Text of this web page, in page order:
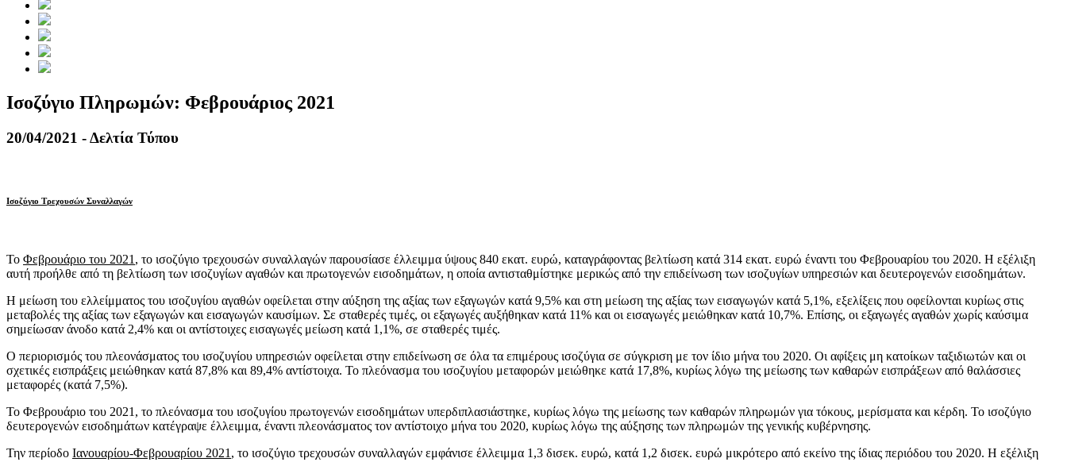
Ισοζύγιο Πληρωμών: Φεβρουάριος 2021
20/04/2021 - Δελτία Τύπου
Ισοζύγιο Τρεχουσών Συναλλαγών
Το Φεβρουάριο του 2021 , το ισοζύγιο τρεχουσών συναλλαγών παρουσίασε έλλειμμα ύψους 840 εκατ. ευρώ, καταγράφοντας βελτίωση κατά 314 εκατ. ευρώ έναντι του Φεβρουαρίου του 2020. Η εξέλιξη
αυτή προήλθε από τη βελτίωση των ισοζυγίων αγαθών και πρωτογενών εισοδημάτων, η οποία αντισταθμίστηκε μερικώς από την επιδείνωση των ισοζυγίων υπηρεσιών και δευτερογενών εισοδημάτων.
Η μείωση του ελλείμματος του ισοζυγίου αγαθών οφείλεται στην αύξηση της αξίας των εξαγωγών κατά 9,5% και στη μείωση της αξίας των εισαγωγών κατά 5,1%, εξελίξεις που οφείλονται κυρίως στις
μεταβολές της αξίας των εξαγωγών και εισαγωγών καυσίμων. Σε σταθερές τιμές, οι εξαγωγές αυξήθηκαν κατά 11% και οι εισαγωγές μειώθηκαν κατά 10,7%. Επίσης, οι εξαγωγές αγαθών χωρίς καύσιμα
σημείωσαν άνοδο κατά 2,4% και οι αντίστοιχες εισαγωγές μείωση κατά 1,1%, σε σταθερές τιμές.
Ο περιορισμός του πλεονάσματος του ισοζυγίου υπηρεσιών οφείλεται στην επιδείνωση σε όλα τα επιμέρους ισοζύγια σε σύγκριση με τον ίδιο μήνα του 2020. Οι αφίξεις μη κατοίκων ταξιδιωτών και οι
σχετικές εισπράξεις μειώθηκαν κατά 87,8% και 89,4% αντίστοιχα. Το πλεόνασμα του ισοζυγίου μεταφορών μειώθηκε κατά 17,8%, κυρίως λόγω της μείωσης των καθαρών εισπράξεων από θαλάσσιες
μεταφορές (κατά 7,5%).
Το Φεβρουάριο του 2021, το πλεόνασμα του ισοζυγίου πρωτογενών εισοδημάτων υπερδιπλασιάστηκε, κυρίως λόγω της μείωσης των καθαρών πληρωμών για τόκους, μερίσματα και κέρδη. Το ισοζύγιο
δευτερογενών εισοδημάτων κατέγραψε έλλειμμα, έναντι πλεονάσματος τον αντίστοιχο μήνα του 2020, κυρίως λόγω της αύξησης των πληρωμών της γενικής κυβέρνησης.
Την περίοδο Ιανουαρίου-Φεβρουαρίου 2021 , το ισοζύγιο τρεχουσών συναλλαγών εμφάνισε έλλειμμα 1,3 δισεκ. ευρώ, κατά 1,2 δισεκ. ευρώ μικρότερο από εκείνο της ίδιας περιόδου του 2020. Η εξέλιξη